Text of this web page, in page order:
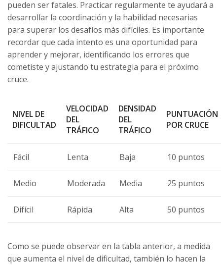
pueden ser fatales. Practicar regularmente te ayudará a
desarrollar la coordinación y la habilidad necesarias
para superar los desafíos más difíciles. Es importante
recordar que cada intento es una oportunidad para
aprender y mejorar, identificando los errores que
cometiste y ajustando tu estrategia para el próximo
cruce.
NIVEL DE
DIFICULTAD
VELOCIDAD
DEL
TRÁFICO
DENSIDAD
DEL
TRÁFICO
PUNTUACIÓN
POR CRUCE
Fácil Lenta Baja 10 puntos
Medio Moderada Media 25 puntos
Difícil Rápida Alta 50 puntos
Como se puede observar en la tabla anterior, a medida
que aumenta el nivel de dificultad, también lo hacen la